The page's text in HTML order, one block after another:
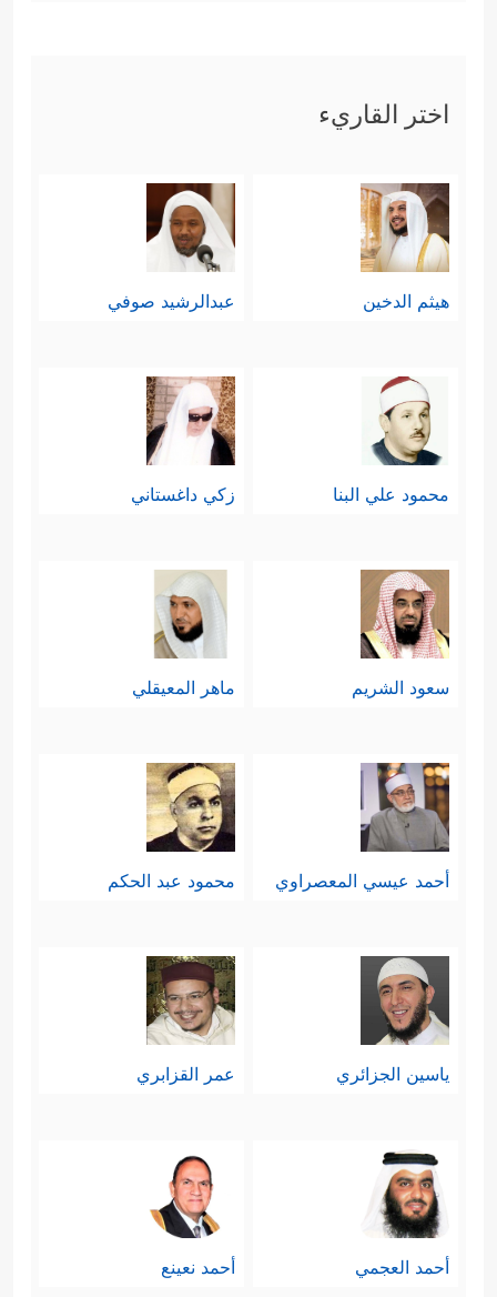
اختر القاريء
هيثم الدخين عبدالرشيد صوفي
محمود علي البنا زكي داغستاني
سعود الشريم ماهر المعيقلي
أحمد عيسي المعصراوي محمود عبد الحكم
ياسين الجزائري عمر القزابري
أحمد العجمي أحمد نعينع